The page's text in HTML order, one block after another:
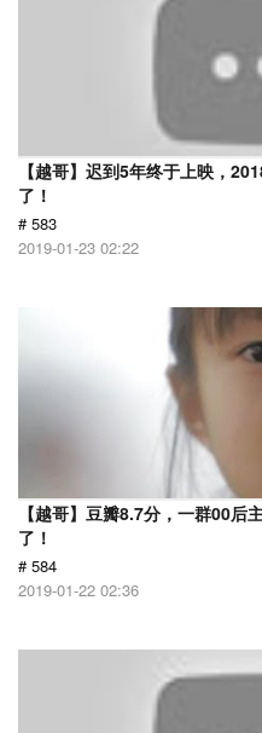
【越哥】迟到5年终于上映，
了！
# 583
2019-01-23 02:22
【越哥】豆瓣8.7分，一群00后
了！
# 584
2019-01-22 02:36